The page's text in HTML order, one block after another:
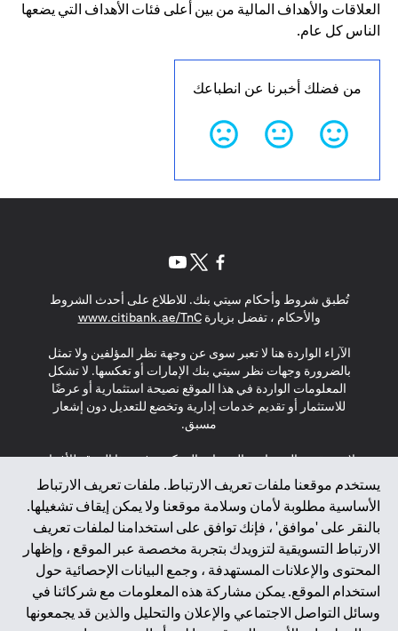
العلاقات والأهداف المالية من بين أعلى فئات الأهداف التي يضعها
الناس كل عام.
من فضلك أخبرنا عن انطباعك
يستخدم موقعنا ملفات تعريف الارتباط. ملفات تعريف الارتباط
الأساسية مطلوبة لأمان وسلامة موقعنا ولا يمكن إيقاف تشغيلها.
بالنقر على 'موافق' ، فإنك توافق على استخدامنا لملفات تعريف
الارتباط التسويقية لتزويدك بتجربة مخصصة عبر الموقع ، وإظهار
المحتوى والإعلانات المستهدفة ، وجمع البيانات الإحصائية حول
استخدام الموقع. يمكن مشاركة هذه المعلومات مع شركائنا في
وسائل التواصل الاجتماعي والإعلان والتحليل والذين قد يجمعونها
تُطبق شروط وأحكام سيتي بنك. للاطلاع على أحدث الشروط
والأحكام ، تفضل بزيارةwww.citibank.ae/TnC
(opens in a new tab)
الآراء الواردة هنا لا تعبر سوى عن وجهة نظر المؤلفين ولا تمثل
بالضرورة وجهات نظر سيتي بنك الإمارات أو تعكسها. لا تشكل
المعلومات الواردة في هذا الموقع نصيحة استثمارية أو عرضًا
للاستثمار أو تقديم خدمات إدارية وتخضع للتعديل دون إشعار
مسبق.
لا يتم تقديم المنتجات والخدمات المذكورة في هذا الموقع للأفراد
المقيمين في الاتحاد الأوروبي أو المنطقة الاقتصادية الأوروبية أو
سويسرا أو غيرنسي أو جيرسي أو موناكو أو سان مارينو أو
الفاتيكان أو جزيرة مان أو المملكة المتحدة أو خصوصية البيانات
(لائحة حماية البيانات العامة \ قانون حماية البيانات الشخصية
العامة \ قانون خصوصية نيوزيلندا). المحتوى الموجود في هذه
الصفحة ليس ولا ينبغي تفسيره على أنه عرض أو دعوة أو دعوة
لشراء أو بيع أي من المنتجات والخدمات المذكورة هنا لمثل هؤلاء
الأفراد.